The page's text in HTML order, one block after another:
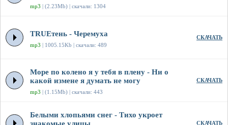
mp3 | (2.23Mb) | скачали: 1304
TRUEтень - Черемуха
mp3 | 1005.15Kb | скачали: 489
СКАЧАТЬ
Море по колено я у тебя в плену - Ни о
какой измене я думать не могу
mp3 | (1.15Mb) | скачали: 443
СКАЧАТЬ
Белыми хлопьями снег - Тихо укроет
СКАЧАТЬ